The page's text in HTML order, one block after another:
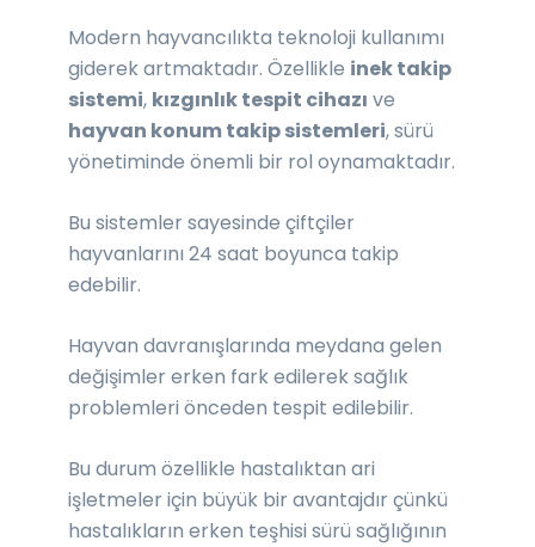
Modern hayvancılıkta teknoloji kullanımı
giderek artmaktadır. Özellikle inek takip
sistemi, kızgınlık tespit cihazı ve
hayvan konum takip sistemleri, sürü
yönetiminde önemli bir rol oynamaktadır.
Bu sistemler sayesinde çiftçiler
hayvanlarını 24 saat boyunca takip
edebilir.
Hayvan davranışlarında meydana gelen
değişimler erken fark edilerek sağlık
problemleri önceden tespit edilebilir.
Bu durum özellikle hastalıktan ari
işletmeler için büyük bir avantajdır çünkü
hastalıkların erken teşhisi sürü sağlığının